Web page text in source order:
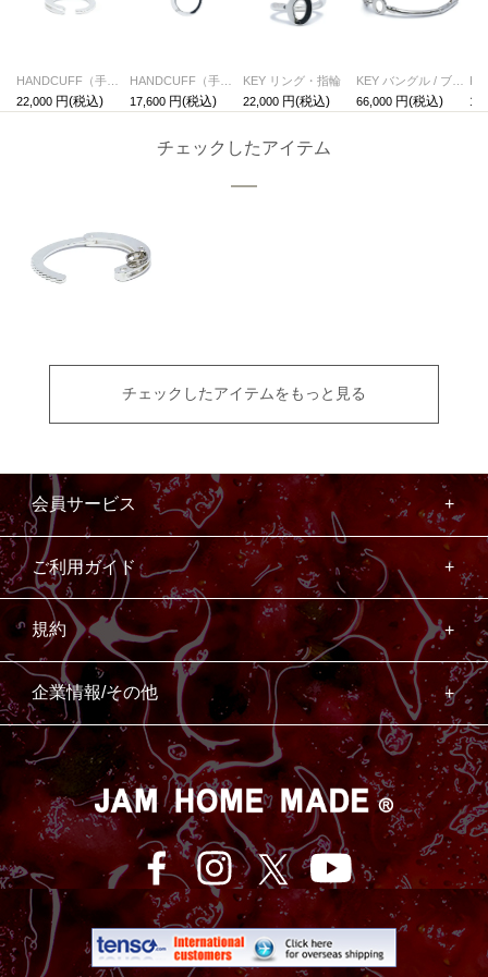
HANDCUFF（手錠） リング
22,000
HANDCUFF（手錠） ピアス / 片耳
17,600
KEY リング・指輪
22,000
KEY バングル / ブレスレット
66,000
チェックしたアイテム
チェックしたアイテムをもっと見る
会員サービス
ご利用ガイド
規約
企業情報/その他